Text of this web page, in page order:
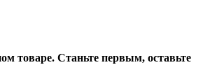
товаре. Станьте первым, оставьте